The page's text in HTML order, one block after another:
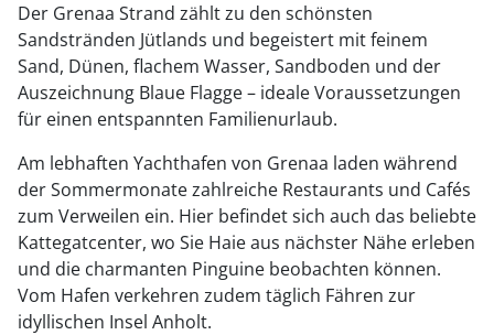
Der Grenaa Strand zählt zu den schönsten
Sandstränden Jütlands und begeistert mit feinem
Sand, Dünen, flachem Wasser, Sandboden und der
Auszeichnung Blaue Flagge – ideale Voraussetzungen
für einen entspannten Familienurlaub.
Am lebhaften Yachthafen von Grenaa laden während
der Sommermonate zahlreiche Restaurants und Cafés
zum Verweilen ein. Hier befindet sich auch das beliebte
Kattegatcenter, wo Sie Haie aus nächster Nähe erleben
und die charmanten Pinguine beobachten können.
Vom Hafen verkehren zudem täglich Fähren zur
idyllischen Insel Anholt.